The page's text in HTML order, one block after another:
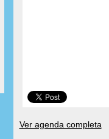
Ver agenda completa